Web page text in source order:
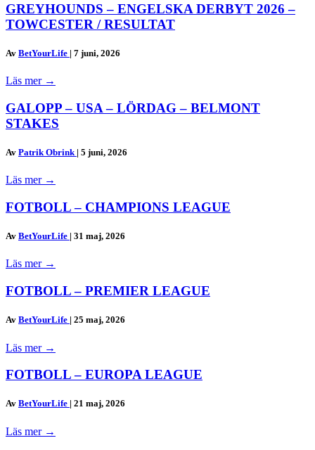
GREYHOUNDS – ENGELSKA DERBYT 2026 –
TOWCESTER / RESULTAT
Av BetYourLife | 7 juni, 2026
Läs mer →
GALOPP – USA – LÖRDAG – BELMONT
STAKES
Av Patrik Obrink | 5 juni, 2026
Läs mer →
FOTBOLL – CHAMPIONS LEAGUE
Av BetYourLife | 31 maj, 2026
Läs mer →
FOTBOLL – PREMIER LEAGUE
Av BetYourLife | 25 maj, 2026
Läs mer →
FOTBOLL – EUROPA LEAGUE
Av BetYourLife | 21 maj, 2026
Läs mer →